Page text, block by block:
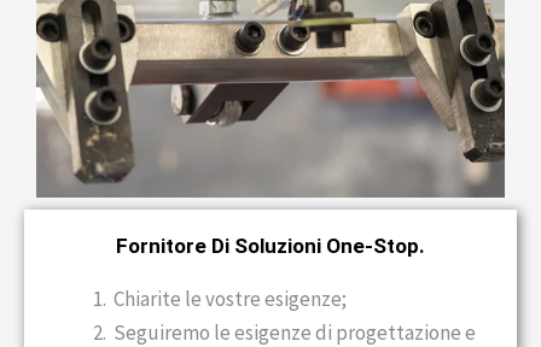
Fornitore Di Soluzioni One-Stop.
Chiarite le vostre esigenze;
Seguiremo le esigenze di progettazione e